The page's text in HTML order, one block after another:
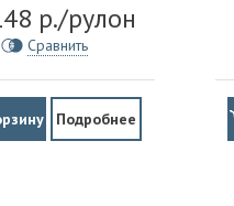
р./рулон
Сравнить
Подробнее